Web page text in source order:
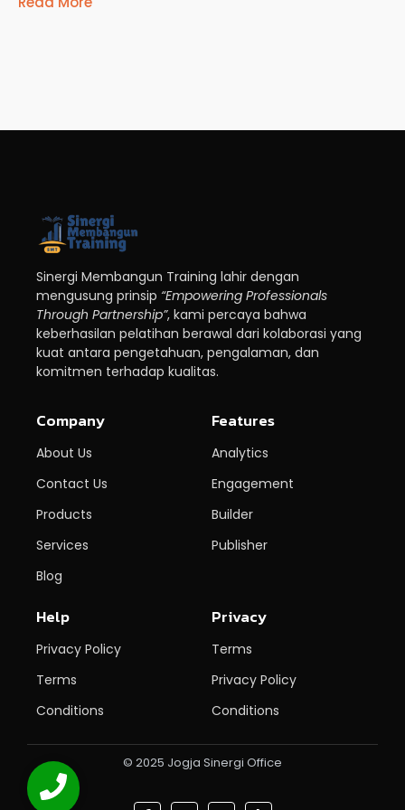
Sinergi Membangun Training lahir dengan
mengusung prinsip “Empowering Professionals
Through Partnership”, kami percaya bahwa
keberhasilan pelatihan berawal dari kolaborasi yang
kuat antara pengetahuan, pengalaman, dan
komitmen terhadap kualitas.
Company
About Us
Contact Us
Products
Services
Blog
Features
Analytics
Engagement
Builder
Publisher
Help
Privacy Policy
Terms
Conditions
Privacy
Terms
Privacy Policy
Conditions
© 2025 Jogja Sinergi Office